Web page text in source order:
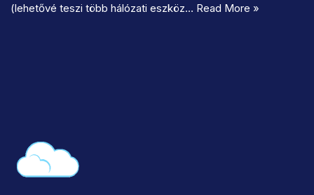
(lehetővé teszi több hálózati eszköz… Read More »